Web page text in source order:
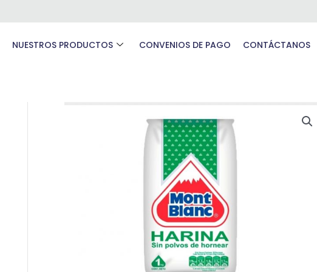
NUESTROS PRODUCTOS CONVENIOS DE PAGO CONTÁCTANOS